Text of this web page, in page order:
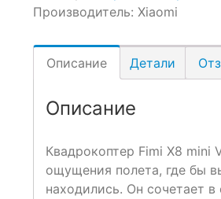
Производитель: Xiaomi
Описание Детали
Описание
Квадрокоптер Fimi X8 mini
ощущения полета, где бы
находились. Он сочетает в